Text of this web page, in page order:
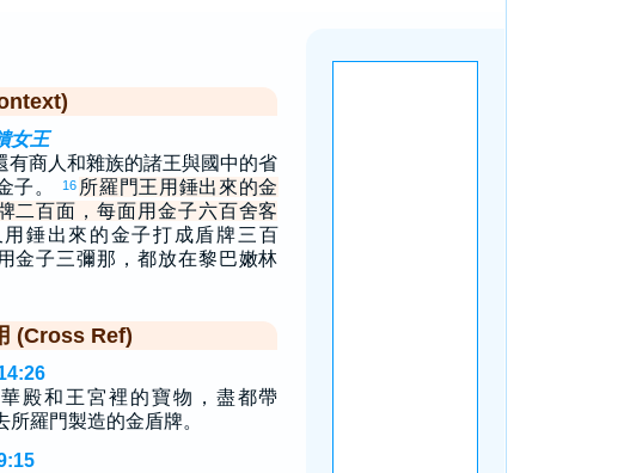
女王
有商人和雜族的諸王與國中的省
子。
16 所羅門王用錘出來的金
二百面，每面用金子六百舍客
用錘出來的金子打成盾牌三百
金子三彌那，都放在黎巴嫩林
(Cross Ref)
殿和王宮裡的寶物，盡都帶
所羅門製造的金盾牌。